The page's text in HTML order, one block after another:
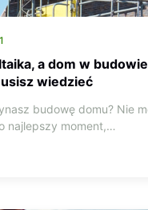
a dom w
wiedzieć
budowę domu? Nie
najlepszy moment,…